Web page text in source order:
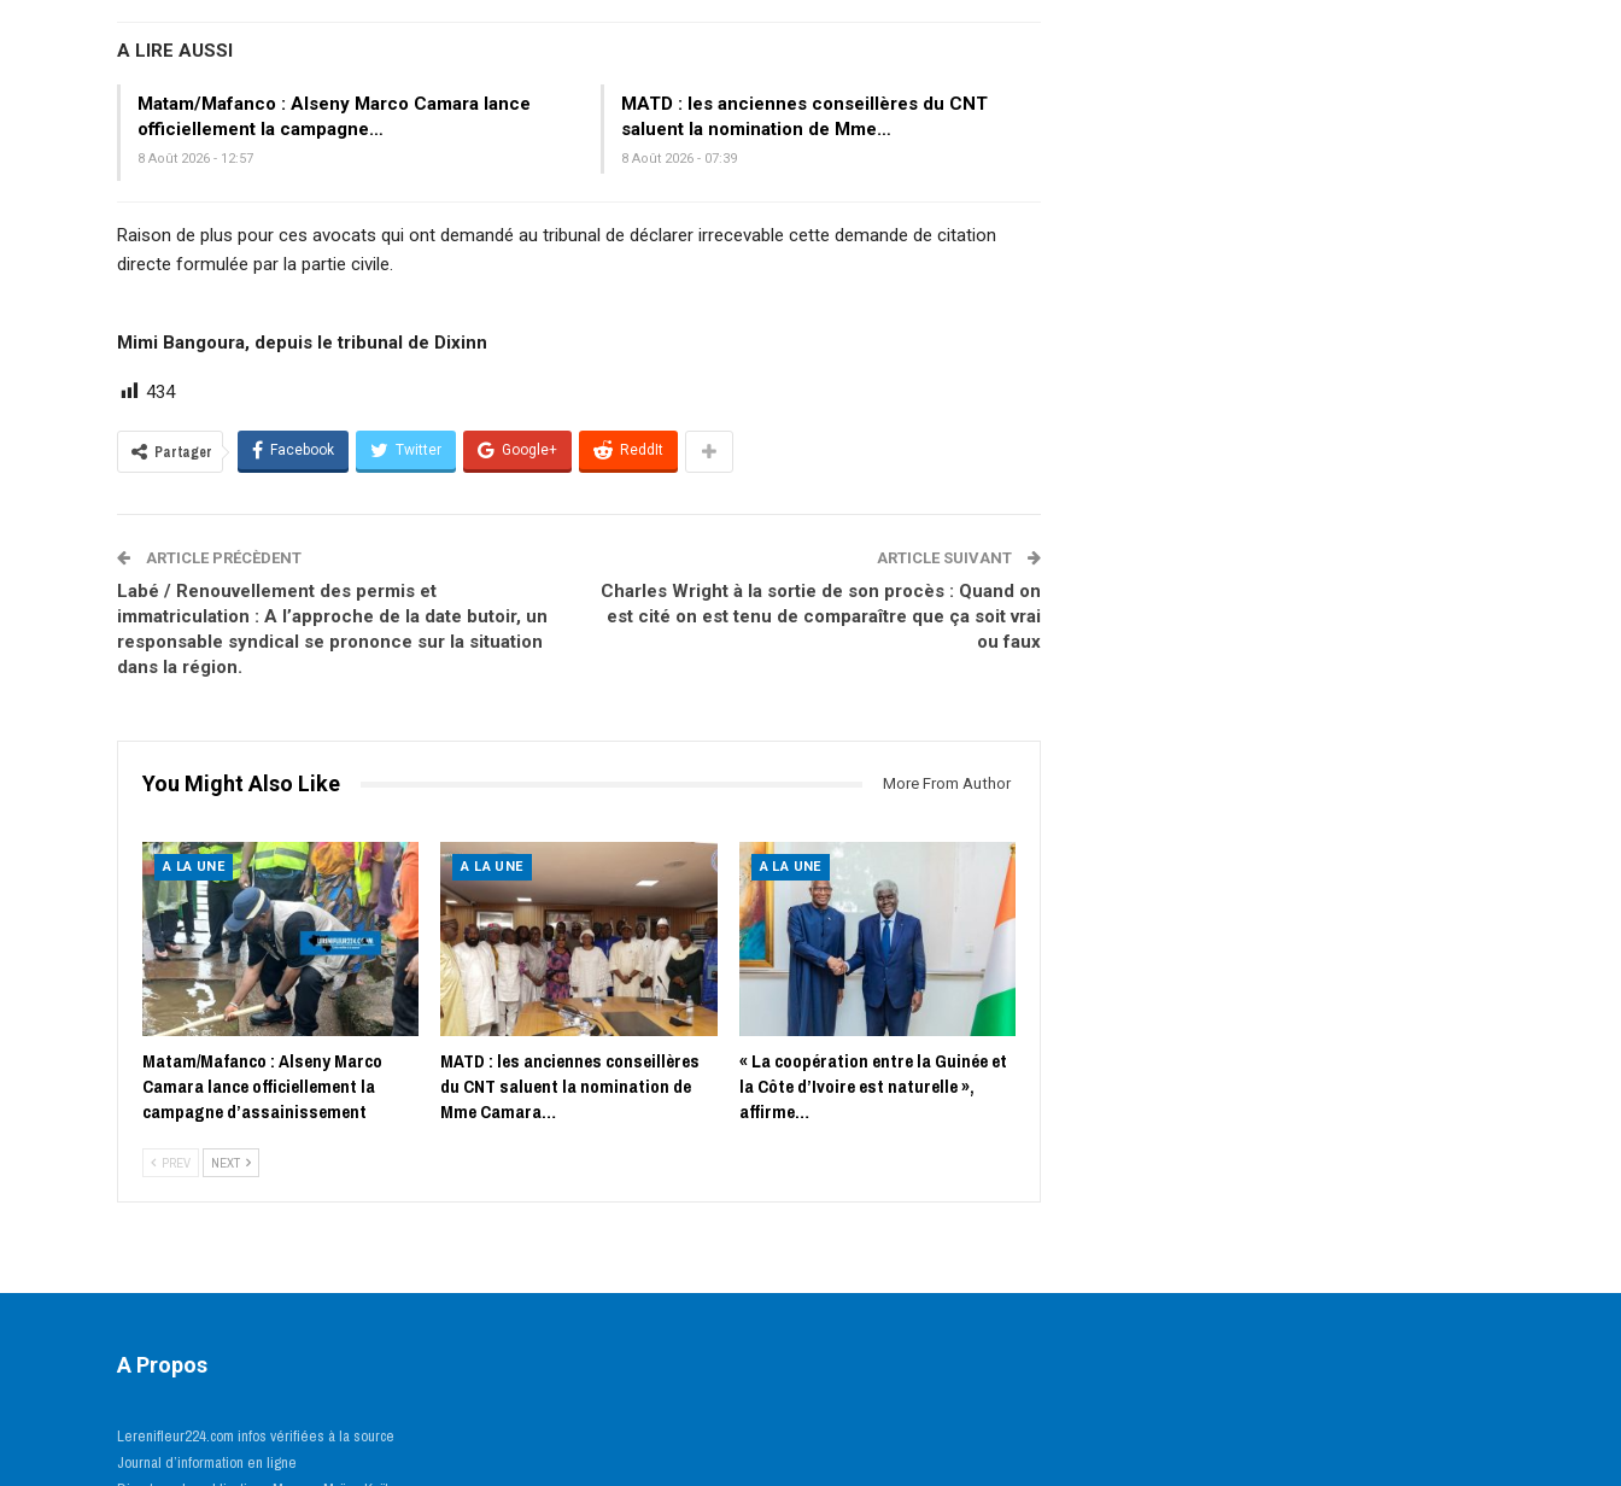
A LIRE AUSSI
Matam/Mafanco : Alseny Marco Camara lance
officiellement la campagne…
8 Août 2026 - 12:57
MATD : les anciennes conseillères du CNT
saluent la nomination de Mme…
8 Août 2026 - 07:39
Raison de plus pour ces avocats qui ont demandé au tribunal de déclarer irrecevable cette demande de citation
directe formulée par la partie civile.
Mimi Bangoura, depuis le tribunal de Dixinn
434
Partager Facebook Twitter Google+ ReddIt
ARTICLE PRÉCÈDENT
Labé / Renouvellement des permis et
immatriculation : A l’approche de la date butoir, un
responsable syndical se prononce sur la situation
dans la région.
ARTICLE SUIVANT
Charles Wright à la sortie de son procès : Quand on
est cité on est tenu de comparaître que ça soit vrai
ou faux
You Might Also Like More From Author
A LA UNE
Matam/Mafanco : Alseny Marco
Camara lance officiellement la
campagne d’assainissement
A LA UNE
MATD : les anciennes conseillères
du CNT saluent la nomination de
Mme Camara…
A LA UNE
« La coopération entre la Guinée et
la Côte d’Ivoire est naturelle »,
affirme…
PREV NEXT
A Propos
Lerenifleur224.com infos vérifiées à la source
Journal d’information en ligne